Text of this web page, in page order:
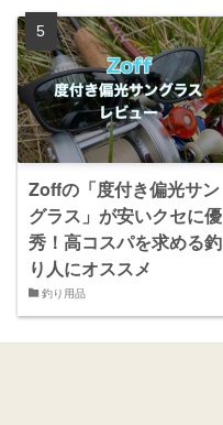
Zoffの「度付き偏光サン
グラス」が安いクセに優
秀！高コスパを求める釣
り人にオススメ
釣り用品